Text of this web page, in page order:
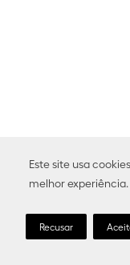
Este site usa
melhor experiência.
Recusar